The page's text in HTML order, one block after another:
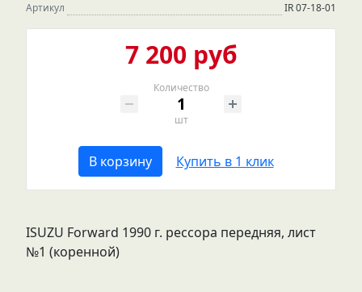
Артикул IR 07-18-01
7 200 руб
Количество
шт
В корзину Купить в 1 клик
ISUZU Forward 1990 г. рессора передняя, лист
№1 (коренной)